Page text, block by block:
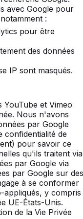
avec Google pour
:
pour être
des données
IP sont masqués.
YouTube et Vimeo
Nous n'avons
par Google
confidentialité de
pour savoir ce
qu'ils traitent via
par Google via
par Google sur des
à se conformer
appliqués, y compris
UE-États-Unis.
de la Vie Privée
les
peuvent
enfants, les
une table